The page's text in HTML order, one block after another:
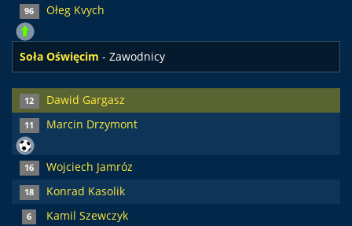
96 Ołeg Kvych
Soła Oświęcim - Zawodnicy
12 Dawid Gargasz
11 Marcin Drzymont
16 Wojciech Jamróz
18 Konrad Kasolik
6 Kamil Szewczyk